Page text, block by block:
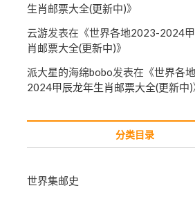
生肖邮票大全(更新中)》
云游发表在《世界各地2023-2024
肖邮票大全(更新中)》
派大星的海绵bobo发表在《世界各
2024甲辰龙年生肖邮票大全(更新中)
分类目录
世界集邮史